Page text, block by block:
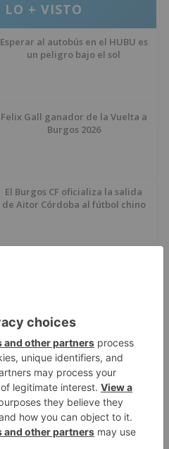
LO + VISTO
Esperar al autobús en el HUBU es
un peligro bajo el sol
Felix Gall ganador de la Vuelta a
Burgos 2026
El Burgos CF oficializa la salida
de Aitor Córdoba al fútbol chino
Fútbol Burgos: Lucas Ricoy
finaliza su etapa como
blanquinegro
LO ÚLTIMO